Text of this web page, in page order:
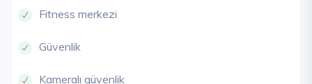
Fitness merkezi
Güvenlik
Kameralı güvenlik